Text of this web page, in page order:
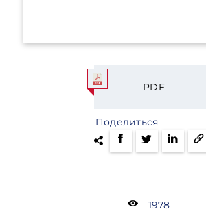
PDF
Поделиться
1978